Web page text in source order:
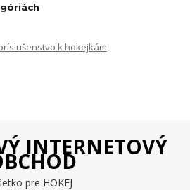
k hokejkám
INTERNETOVÝ
pre HOKEJ